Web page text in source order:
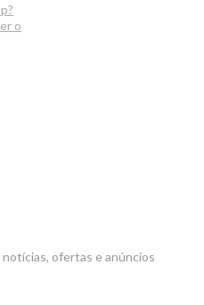
o
notícias, ofertas e anúncios